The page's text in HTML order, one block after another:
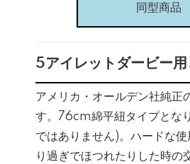
同型商品
5アイレットダービー用
アメリカ・オールデン社純正
す。76cm綿平紐タイプとな
ではありません)。ハードな
り過ぎでほつれたりした時の